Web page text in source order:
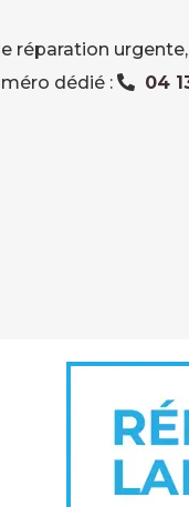
réparation
dédié :
04